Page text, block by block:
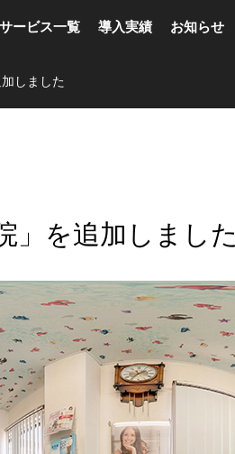
サービス一覧 導入実績 お知らせ
しました
」を追加しました